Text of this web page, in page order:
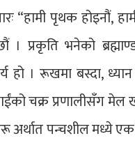
“हामी पृथक होइनौं,
प्रकृति भनेको
हो । रूखमा बस्दा, ध्यान
चक्र प्रणालीसँग मेल
अर्थात पन्चशील मध्ये